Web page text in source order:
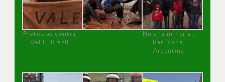
Protestas contra
VALE, Brasil
No a la minería ,
Bariloche,
Argentina